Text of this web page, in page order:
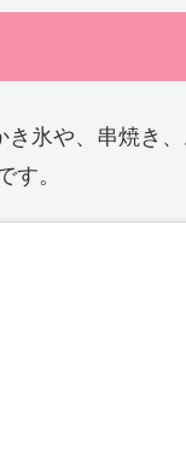
氷や、串焼き
。